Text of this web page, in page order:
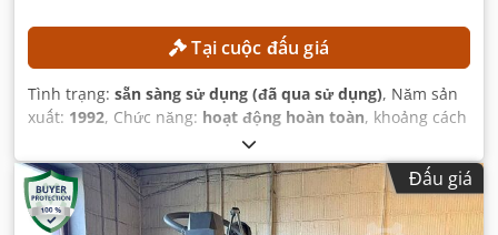
Tại cuộc đấu giá
Tình trạng: sẵn sàng sử dụng (đã qua sử dụng), Năm sản
xuất: 1992, Chức năng: hoạt động hoàn toàn, khoảng cách
, khoảng cách di chuyển trục Y:
400 mm, khoảng cách di chuyển trục Z:420 mm, tốc độ
trục chính (tối đa):4.000 vòng/phút
, mô hình bộ điều
khiển: Heidenhain 407,
Đấu giá